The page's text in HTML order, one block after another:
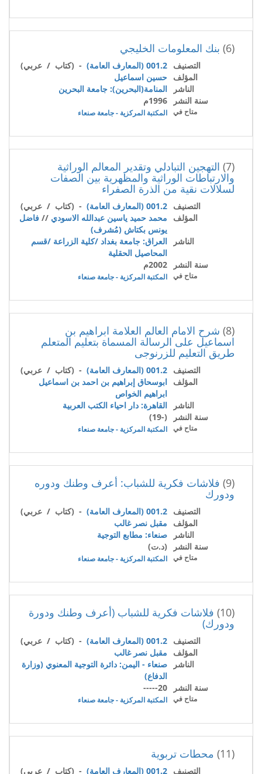
(6) بنك المعلومات الخليجي
التصنيف 001.2 (المعارف العامة)
- (كتاب / عربي)
المؤلف حسين اسماعيل
الناشر
المنامة(البحرين): جامعة البحرين
سنة النشر
1996م
متاح في المكتبة المركزية - جامعة صنعاء
(7) التهجين التبادلي وتقدير المعالم الوراثية
والارتباطات الوراثية والمظهرية بين الصفات
لسلالات نقية من الذرة الصفراء
التصنيف 001.2 (المعارف العامة)
- (كتاب / عربي)
المؤلف
محمد حميد ياسين عبدالله الاسودي // فاضل
يونس بكتاش (مُشرف)
الناشر
العراق: جامعة بغداد /كلية الزراعة /قسم
المحاصيل الحقلية
سنة النشر
2002م
متاح في المكتبة المركزية - جامعة صنعاء
(8) شرح الامام العالم العلامة ابراهيم بن
اسماعيل على الرسالة المسماة بتعليم المتعلم
طريق التعليم للزرنوجى
التصنيف 001.2 (المعارف العامة)
- (كتاب / عربي)
المؤلف ابوسحاق إبراهيم بن احمد بن اسماعيل
ابراهيم الخواص
الناشر
القاهرة: دار احياء الكتب العربية
سنة النشر
(-19)
متاح في المكتبة المركزية - جامعة صنعاء
(9) فلاشات فكرية للشباب: أعرف وطنك ودوره
ودورك
التصنيف 001.2 (المعارف العامة)
- (كتاب / عربي)
المؤلف
مقبل نصر غالب
الناشر
صنعاء: مطابع التوجية
سنة النشر
(د.ت)
متاح في المكتبة المركزية - جامعة صنعاء
(10) فلاشات فكرية للشباب (أعرف وطنك ودورة
ودورك)
التصنيف 001.2 (المعارف العامة)
- (كتاب / عربي)
المؤلف
مقبل نصر غالب
الناشر
صنعاء - اليمن: دائرة التوجية المعنوي (وزارة
الدفاع)
سنة النشر
20-----
متاح في المكتبة المركزية - جامعة صنعاء
(11) محطات تربوية
التصنيف 001.2 (المعارف العامة) - (كتاب / عربي)